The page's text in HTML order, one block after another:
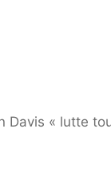
Davis « lutte